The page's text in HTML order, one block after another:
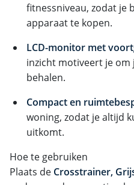
fitnessniveau, zodat je
apparaat te kopen.
LCD-monitor met
inzicht motiveert je om
behalen.
Compact en
woning, zodat je altijd
uitkomt.
Hoe te gebruiken
Plaats de Crosstrainer,